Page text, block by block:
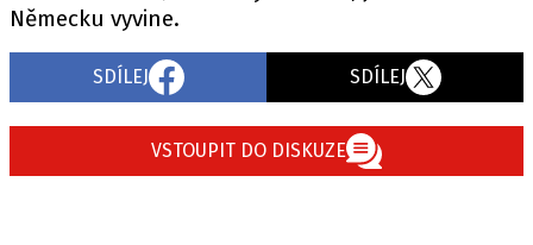
Německu vyvine.
SDÍLEJ SDÍLEJ
VSTOUPIT DO DISKUZE